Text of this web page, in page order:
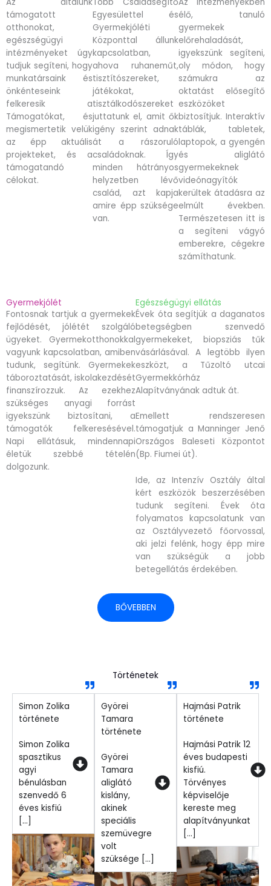
támogatott
otthonokat,
egészségügyi
intézményeket úgy
tudjuk segíteni, hogy
munkatársaink és
önkénteseink
felkeresik a
Támogatókat, és
megismertetik velük
az épp aktuális
projekteket, és a
támogatandó
célokat.
Egyesülettel és
Gyermekjóléti
Központtal állunk
kapcsolatban,
ahova ruhaneműt,
tisztítószereket,
játékokat,
tisztálkodószereket
juttatunk el, amit ők
igény szerint adnak
át a rászoruló
családoknak. Így
minden hátrányos
helyzetben lévő
család, azt kapja
amire épp szüksége
van.
élő, tanuló
gyermekek
előrehaladását,
igyekszünk segíteni,
oly módon, hogy
számukra az
oktatást elősegítő
eszközöket
biztosítjuk. Interaktív
táblák, tabletek,
laptopok, a gyengén
és aliglátó
gyermekeknek
videónagyítók
kerültek átadásra az
elmúlt években.
Természetesen itt is
a segíteni vágyó
emberekre, cégekre
számíthatunk.
Gyermekjólét
Fontosnak tartjuk a gyermekek
fejlődését, jólétét szolgáló
ügyeket. Gyermekotthonokkal
vagyunk kapcsolatban, amiben
tudunk, segítünk. Gyermekek
táboroztatását, iskolakezdését
finanszírozzuk. Az ezekhez
szükséges anyagi forrást
igyekszünk biztosítani, a
támogatók felkeresésével.
Napi ellátásuk, mindennapi
életük szebbé tételén
dolgozunk.
Egészségügyi ellátás
Évek óta segítjük a daganatos
betegségben szenvedő
gyermekeket, biopsziás tűk
vásárlásával. A legtöbb ilyen
eszközt, a Tűzoltó utcai
Gyermekkórház
Alapítványának adtuk át.
Emellett rendszeresen
támogatjuk a Manninger Jenő
Országos Baleseti Központot
(Bp. Fiumei út).
Ide, az Intenzív Osztály által
kért eszközök beszerzésében
tudunk segíteni. Évek óta
folyamatos kapcsolatunk van
az Osztályvezető főorvossal,
aki jelzi felénk, hogy épp mire
van szükségük a jobb
betegellátás érdekében.
BŐVEBBEN
Történetek
Simon Zolika
története
Simon Zolika
spasztikus
agyi
bénulásban
szenvedő 6
éves kisfiú
[...]
Györei
Tamara
története
Györei
Tamara
aliglátó
kislány,
akinek
speciális
szemüvegre
volt
szüksége [...]
Hajmási Patrik
története
Hajmási Patrik 12
éves budapesti
kisfiú.
Törvényes
képviselője
kereste meg
alapítványunkat
[...]